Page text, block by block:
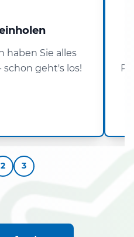
haben Sie alles
geht's los!
2 3